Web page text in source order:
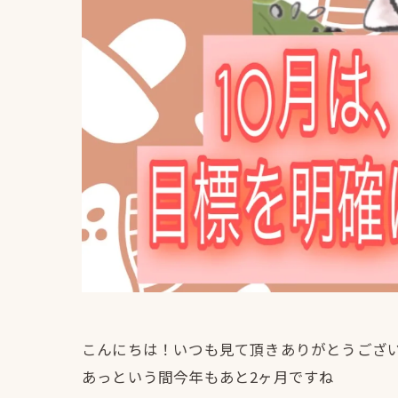
こんにちは！いつも見て頂きありがとうござ
あっという間今年もあと2ヶ月ですね